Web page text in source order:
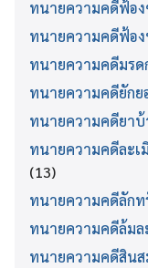
ทนายความคดีฟ้อ
ทนายความคดีฟ้อ
ทนายความคดีมรด
ทนายความคดียักย
ทนายความคดียา
ทนายความคดีละเ
(13)
ทนายความคดีลักท
ทนายความคดีล้มล
ทนายความคดีสินส